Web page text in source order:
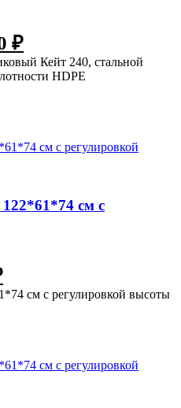
₽
Кейт 240, стальной
HDPE
см с
см с регулировкой высоты